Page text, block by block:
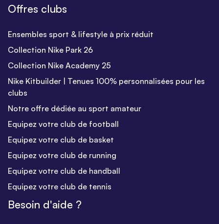
Offres clubs
Ensembles sport & lifestyle à prix réduit
Collection Nike Park 26
Collection Nike Academy 25
Nike Kitbuilder | Tenues 100% personnalisées pour les
clubs
Notre offre dédiée au sport amateur
Equipez votre club de football
Equipez votre club de basket
Equipez votre club de running
Equipez votre club de handball
Equipez votre club de tennis
Besoin d'aide ?